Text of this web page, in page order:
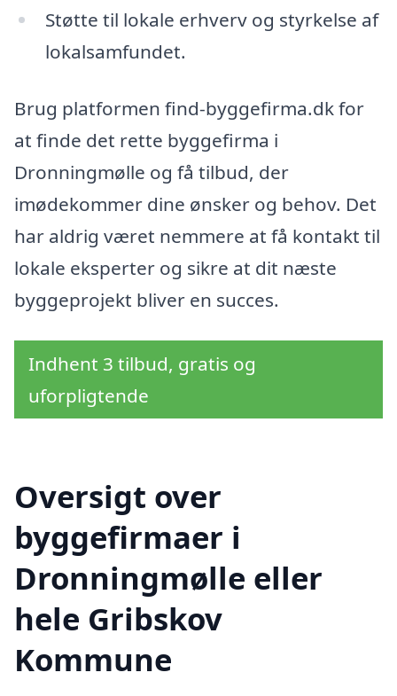
Støtte til lokale erhverv og styrkelse af
lokalsamfundet.
Brug platformen find-byggefirma.dk for
at finde det rette byggefirma i
Dronningmølle og få tilbud, der
imødekommer dine ønsker og behov. Det
har aldrig været nemmere at få kontakt til
lokale eksperter og sikre at dit næste
byggeprojekt bliver en succes.
Indhent 3 tilbud, gratis og
uforpligtende
Oversigt over
byggefirmaer i
Dronningmølle eller
hele Gribskov
Kommune